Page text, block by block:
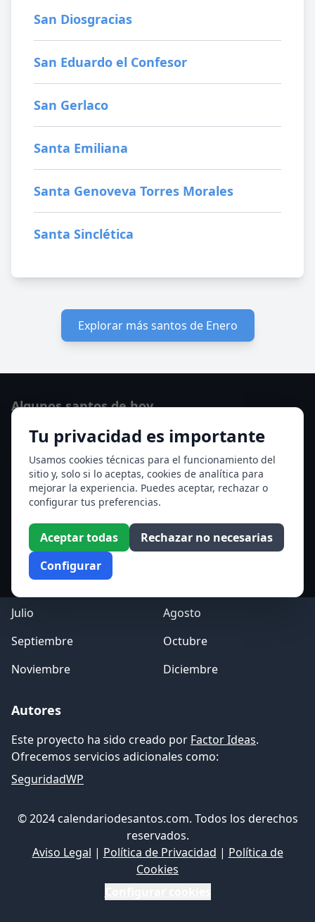
San Diosgracias
San Eduardo el Confesor
San Gerlaco
Santa Emiliana
Santa Genoveva Torres Morales
Santa Sinclética
Explorar más santos de Enero
Tu privacidad es importante
Usamos cookies técnicas para el funcionamiento del
sitio y, solo si lo aceptas, cookies de analítica para
mejorar la experiencia. Puedes aceptar, rechazar o
configurar tus preferencias.
Aceptar todas
Rechazar no necesarias
Configurar
Algunos santos de hoy
San Hormisda papa
Ver todos los santos de hoy
Acceso a los Meses
Enero
Febrero
Marzo
Abril
Mayo
Julio
Agosto
Septiembre
Octubre
Noviembre
Diciembre
Autores
Este proyecto ha sido creado por Factor Ideas.
Ofrecemos servicios adicionales como:
SeguridadWP
© 2024 calendariodesantos.com. Todos los derechos
reservados.
Aviso Legal | Política de Privacidad | Política de
Cookies